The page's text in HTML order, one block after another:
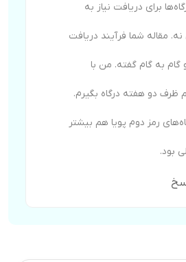
برای دریافت نیاز به
مقاله شما فرآیند دریافت
گام به گام گفته. من با
ظرف دو هفته درگاه بگیرم.
رمز دوم پویا هم بیشتر
بود.